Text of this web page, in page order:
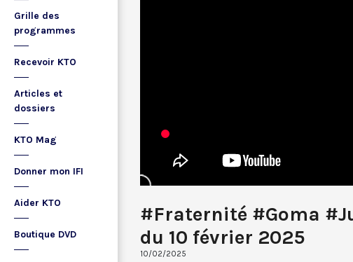
Grille des
programmes
Recevoir KTO
Articles et
dossiers
KTO Mag
Donner mon IFI
Aider KTO
Boutique DVD
#Fraternité #Goma
du 10 février 2025
10/02/2025